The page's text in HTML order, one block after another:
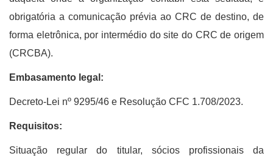
obrigatória a comunicação prévia ao CRC de destino, de
forma eletrônica, por intermédio do site do CRC de origem
(CRCBA).
Embasamento legal:
Decreto-Lei nº 9295/46 e Resolução CFC 1.708/2023.
Requisitos:
Situação regular do titular, sócios profissionais da